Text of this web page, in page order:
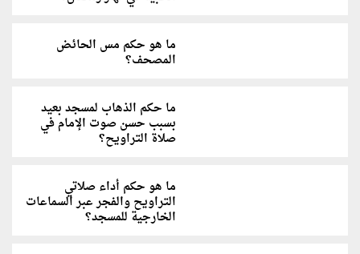
ما هو حكم مس الحائض
المصحف؟
ما حكم الذهاب لمسجد بعيد
بسبب حسن صوت الإمام في
صلاة التراويح؟
ما هو حكم أداء صلاتي
التراويح والفجر عبر السماعات
الخارجية للمسجد؟